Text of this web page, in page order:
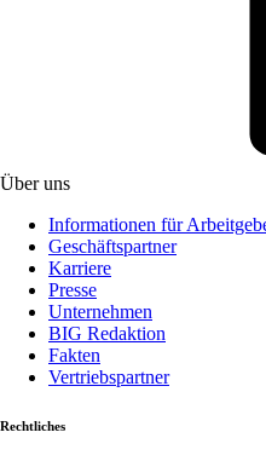
Über uns
Informationen für
Geschäftspartner
Karriere
Presse
Unternehmen
BIG Redaktion
Fakten
Vertriebspartner
Rechtliches